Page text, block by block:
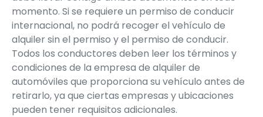
momento. Si se requiere un permiso de conducir
internacional, no podrá recoger el vehículo de
alquiler sin el permiso y el permiso de conducir.
Todos los conductores deben leer los términos y
condiciones de la empresa de alquiler de
automóviles que proporciona su vehículo antes de
retirarlo, ya que ciertas empresas y ubicaciones
pueden tener requisitos adicionales.